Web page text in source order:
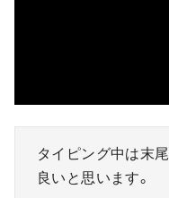
タイピング中は末
良いと思います。